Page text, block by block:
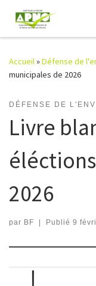
Passer au contenu
Accueil»Défense de
municipales de 2026
DÉFENSE DE
Livre
2026
par BF | Publié 9